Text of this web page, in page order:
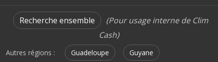
Recherche ensemble
(Pour usage interne de Clim
Cash)
Autres régions : Guadeloupe Guyane